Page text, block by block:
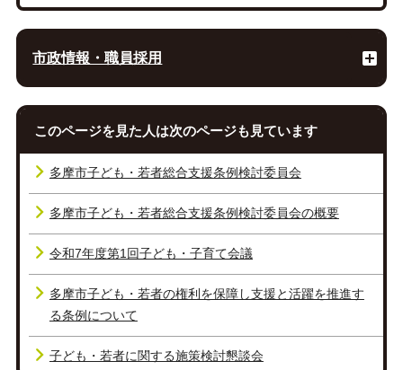
市政情報・職員採用
このページを見た人は次のページも見ています
多摩市子ども・若者総合支援条例検討委員会
多摩市子ども・若者総合支援条例検討委員会の概要
令和7年度第1回子ども・子育て会議
多摩市子ども・若者の権利を保障し支援と活躍を推進す
る条例について
子ども・若者に関する施策検討懇談会